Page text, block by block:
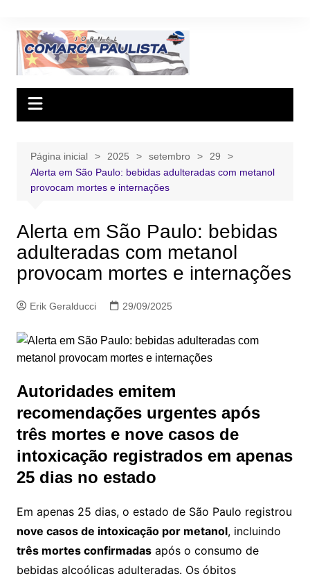
conteúdo
Página inicial 2025 setembro
29
Alerta em São Paulo: bebidas adulteradas com metanol
provocam mortes e internações
Alerta em São Paulo: bebidas
adulteradas com metanol
provocam mortes e internações
Erik Geralducci 29/09/2025
Autoridades emitem
recomendações urgentes após
três mortes e nove casos de
intoxicação registrados em apenas
25 dias no estado
Em apenas 25 dias, o estado de São Paulo registrou
nove casos de intoxicação por metanol, incluindo
três mortes confirmadasapós o consumo de
bebidas alcoólicas adulteradas. Os óbitos